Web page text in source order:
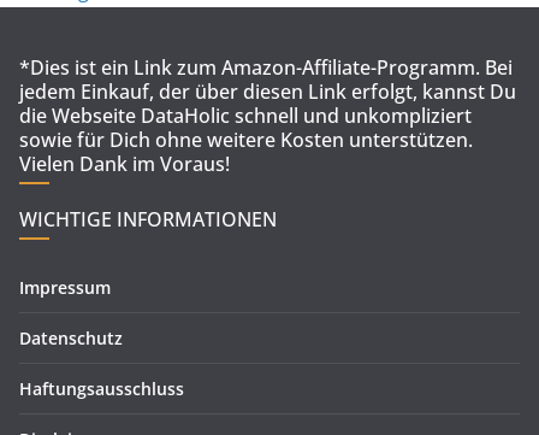
*Dies ist ein Link zum Amazon-Affiliate-Programm. Bei
jedem Einkauf, der über diesen Link erfolgt, kannst Du
die Webseite DataHolic schnell und unkompliziert
sowie für Dich ohne weitere Kosten unterstützen.
Vielen Dank im Voraus!
WICHTIGE INFORMATIONEN
Impressum
Datenschutz
Haftungsausschluss